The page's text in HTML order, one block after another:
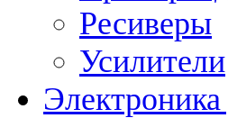
Ресиверы
Усилители
Электроника